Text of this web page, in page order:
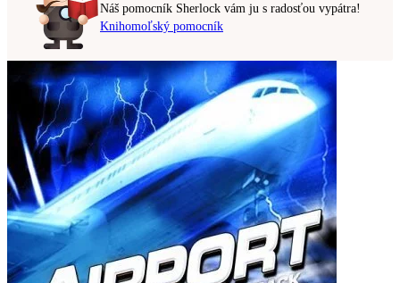
Náš pomocník Sherlock vám ju s radosťou vypátra!
Knihomoľský pomocník